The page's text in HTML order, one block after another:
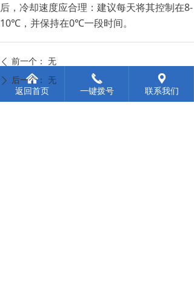
后，冷却速度应合理：建议每天将其控制在8-
10℃，并保持在0℃一段时间。
ꄴ 前一个： 无
ꄲ 后一个： 无
낀
返回首页
끅
一键拨号
끇
联系我们